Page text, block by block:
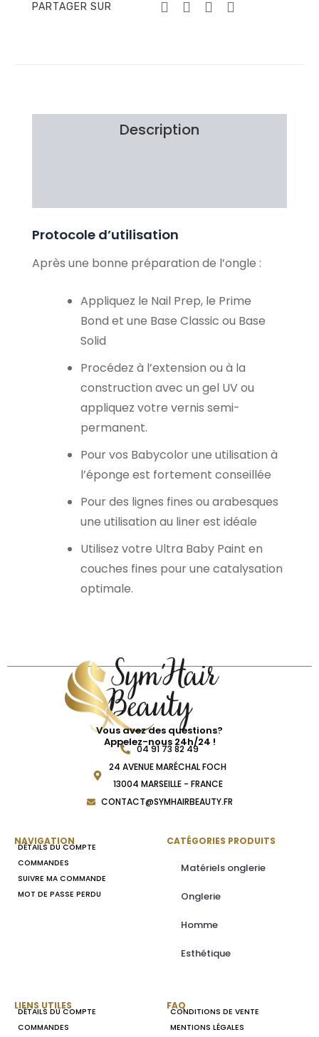
PARTAGER SUR
Description
Protocole d’utilisation
Après une bonne préparation de l’ongle :
Appliquez le Nail Prep, le Prime
Bond et une Base Classic ou Base
Solid
Procédez à l’extension ou à la
construction avec un gel UV ou
appliquez votre vernis semi-
permanent.
Pour vos Babycolor une utilisation à
l’éponge est fortement conseillée
Pour des lignes fines ou arabesques
une utilisation au liner est idéale
Utilisez votre Ultra Baby Paint en
couches fines pour une catalysation
optimale.
Vous avez des questions?
Appelez-nous 24h/24 !
04 91 73 82 49
24 AVENUE MARÉCHAL FOCH
13004 MARSEILLE - FRANCE
CONTACT@SYMHAIRBEAUTY.FR
NAVIGATION
DÉTAILS DU COMPTE
COMMANDES
SUIVRE MA COMMANDE
MOT DE PASSE PERDU
CATÉGORIES PRODUITS
Matériels onglerie
Onglerie
Homme
Esthétique
LIENS UTILES
DÉTAILS DU COMPTE
COMMANDES
FAQ
CONDITIONS DE VENTE
MENTIONS LÉGALES